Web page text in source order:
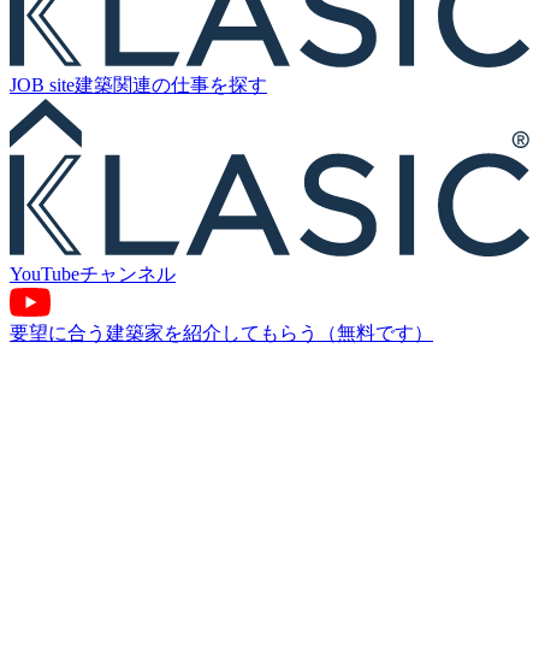
JOB site建築関連の仕事を探す
YouTubeチャンネル
要望に合う建築家を紹介してもらう（無料です）